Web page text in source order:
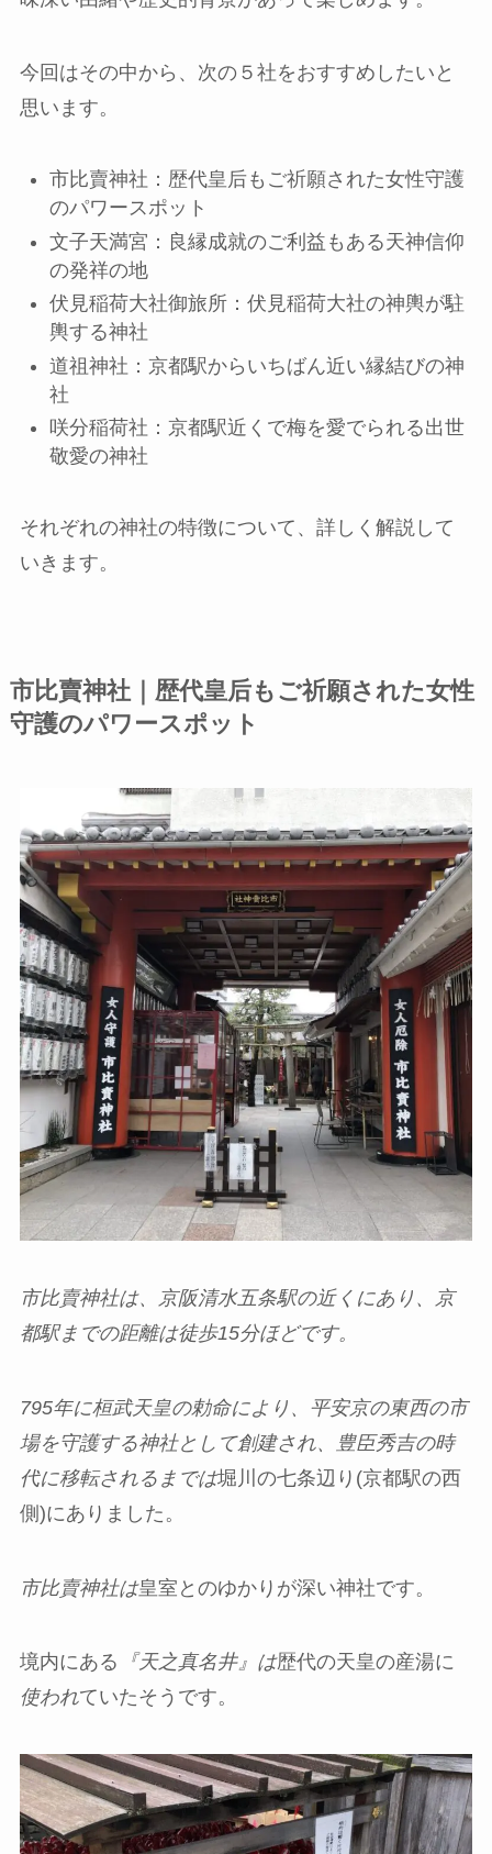
今回はその中から、次の５社をおすすめしたいと
思います。
市比賣神社：歴代皇后もご祈願された女性守護
のパワースポット
文子天満宮：良縁成就のご利益もある天神信仰
の発祥の地
伏見稲荷大社御旅所：伏見稲荷大社の神輿が駐
輿する神社
道祖神社：京都駅からいちばん近い縁結びの神
社
咲分稲荷社：京都駅近くで梅を愛でられる出世
敬愛の神社
それぞれの神社の特徴について、詳しく解説して
いきます。
市比賣神社｜歴代皇后もご祈願された女性
守護のパワースポット
市比賣神社は、京阪清水五条駅の近くにあり、京
都駅までの距離は徒歩15分ほどです。
795年に桓武天皇の勅命により、平安京の東西の市
場を守護する神社として創建され、豊臣秀吉の時
代に移転されるまでは堀川の七条辺り(京都駅の西
側)にありました。
市比賣神社は皇室とのゆかりが深い神社です。
境内にある 『天之真名井』は歴代の天皇の産湯に
使われていたそうです。